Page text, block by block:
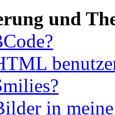
und
in